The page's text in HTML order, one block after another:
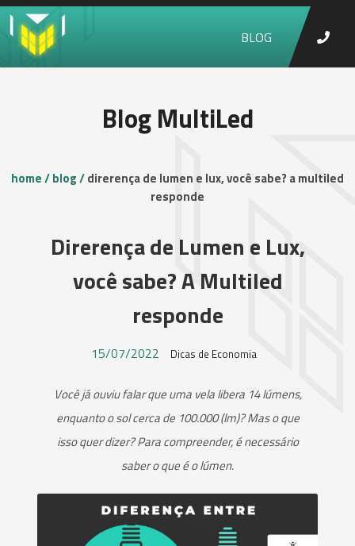
BLOG
Blog MultiLed
home /blog /direrença de lumen e lux, você sabe? a multiled
responde
Direrença de Lumen e Lux,
você sabe? A Multiled
responde
15/07/2022 Dicas de Economia
Você já ouviu falar que uma vela libera 14 lúmens,
enquanto o sol cerca de 100.000 (lm)? Mas o que
isso quer dizer? Para compreender, é necessário
saber o que é o lúmen.